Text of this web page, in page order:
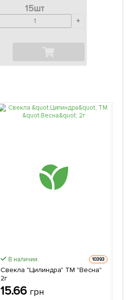
15шт
+
В наличии. 10393
Свекла "Цилиндра" ТМ "Весна"
2г
15.66 грн